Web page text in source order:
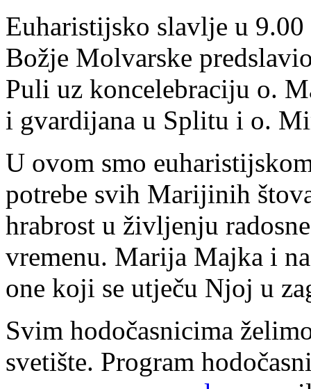
Euharistijsko slavlje u
Božje Molvarske
Puli uz koncelebraciju o.
i gvardijana u Splitu i o.
U ovom smo
potrebe svih Marijinih
hrabrost u življenju
vremenu. Marija Majka i
one koji se utječu Njoj u
Svim hodočasnicima
svetište. Program